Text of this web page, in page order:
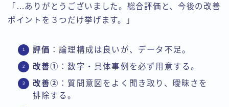
「…ありがとうございました。総合評価と、今後の改善
ポイントを３つだけ挙げます。」
評価 ：論理構成は良いが、データ不足。
改善① ：数字・具体事例を必ず用意する。
改善② ：質問意図をよく聞き取り、曖昧さを
排除する。